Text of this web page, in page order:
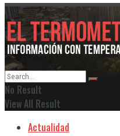
No Result
View All Result
Actualidad